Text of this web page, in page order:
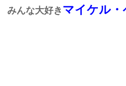
みんな大好きマイケル・